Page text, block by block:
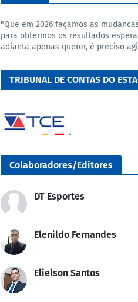
"Que em 2026 façamos as
para obtermos os resultados
adianta apenas querer, é preciso
TRIBUNAL DE CONTAS DO
Colaboradores/Editores
DT Esportes
Elenildo Fernandes
Elielson Santos